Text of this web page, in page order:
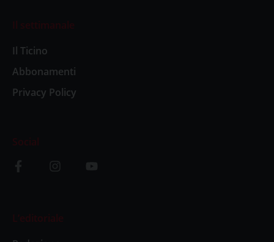
Il settimanale
Il Ticino
Abbonamenti
Privacy Policy
Social
L’editoriale